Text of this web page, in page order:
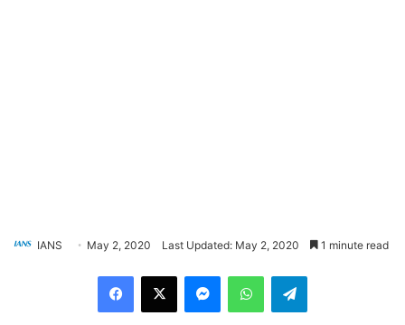
IANS May 2, 2020 Last Updated: May 2, 2020 1 minute read